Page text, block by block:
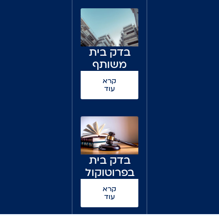
מוטל?
בדק בית
משותף
קרא
עוד
בדק בית
בפרוטוקול
מסירה או
בפרוטוקול
ראשוני
קרא
עוד